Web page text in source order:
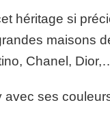
héritage si
maisons
Chanel,
avec ses